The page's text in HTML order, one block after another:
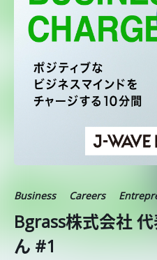
Business Careers
Bgrass株式会社
ん #1